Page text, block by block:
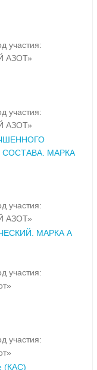
участия:
АЗОТ»
участия:
АЗОТ»
МАРКА
участия:
АЗОТ»
МАРКА А
участия:
участия:
(КАС)